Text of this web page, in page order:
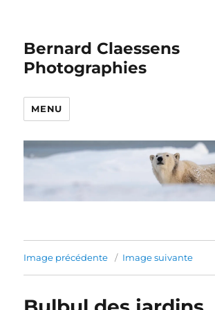
Bernard Claessens
Photographies
MENU
Image précédente Image suivante